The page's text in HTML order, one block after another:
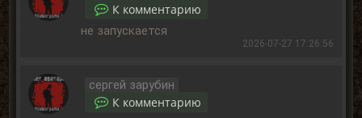
К комментарию
не запускается
2026-07-27 17:26:56
сергей зарубин
К комментарию